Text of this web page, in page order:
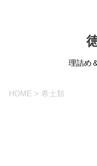
理詰め
HOME > 希土類